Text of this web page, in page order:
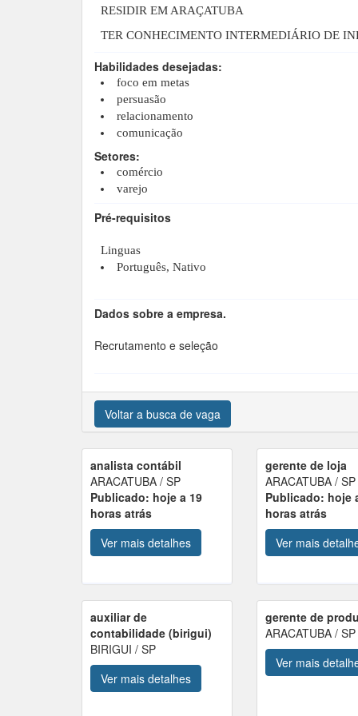
RESIDIR EM ARAÇATUBA
TER CONHECIMENTO INTERMEDIÁRIO DE
Habilidades desejadas:
foco em metas
persuasão
relacionamento
comunicação
Setores:
comércio
varejo
Pré-requisitos
Linguas
Português, Nativo
Dados sobre a empresa.
Recrutamento e seleção
Voltar a busca de vaga
analista contábil
ARACATUBA / SP
Publicado: hoje a 19
horas atrás
Ver mais detalhes
gerente de loja
ARACATUBA / SP
Publicado: hoje
horas atrás
Ver mais
auxiliar de
contabilidade (birigui)
BIRIGUI / SP
Ver mais detalhes
gerente de
ARACATUBA / SP
Ver mais